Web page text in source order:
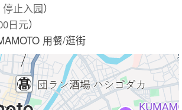
止入园）
日元）
用餐/逛街